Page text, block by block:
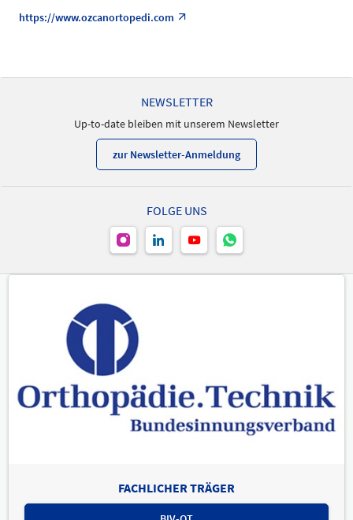
https://www.ozcanortopedi.com
NEWSLETTER
Up-to-date bleiben mit unserem Newsletter
zur Newsletter-Anmeldung
FOLGE UNS
FACHLICHER TRÄGER